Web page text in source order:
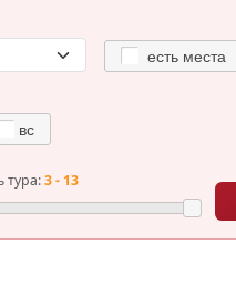
есть места
вс
тура:3 - 13